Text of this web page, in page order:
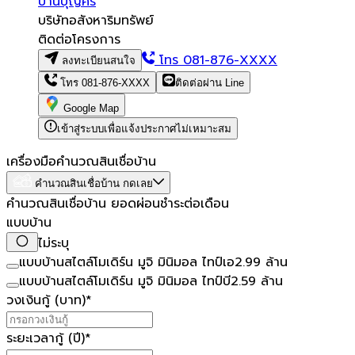
บริษัทอสังหาริมทรัพย์
ติดต่อโครงการ
ลงทะเบียนสนใจ โทร081-876-XXXX
โทร 081-876-XXXX ติดต่อผ่าน Line
Google Map
เข้าสู่ระบบเพื่อแจ้งประกาศไม่เหมาะสม
เครื่องมือคำนวณสินเชื่อบ้าน
คำนวณสินเชื่อบ้าน กดเลย
คำนวณสินเชื่อบ้าน ยอดผ่อนชำระต่อเดือน
แบบบ้าน
ไม่ระบุ
แบบบ้านสไตล์โมเดิร์น มูจิ มินิมอล ไทป์เอ2.99 ล้าน
แบบบ้านสไตล์โมเดิร์น มูจิ มินิมอล ไทป์บี2.59 ล้าน
วงเงินกู้ (บาท)*
ระยะเวลากู้ (ปี)*